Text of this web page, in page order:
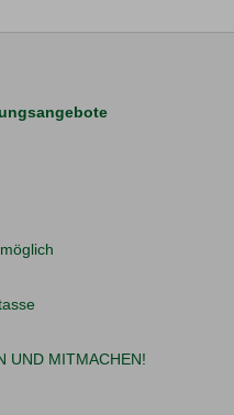
UND MITMACHEN!